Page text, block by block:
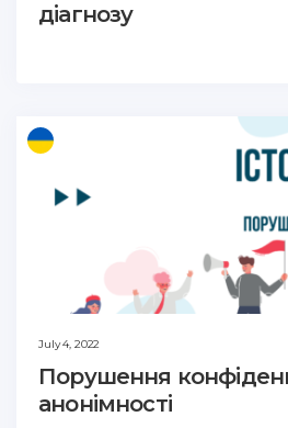
діагнозу
July 4, 2022
Порушення
анонімності